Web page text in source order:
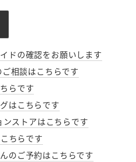
ドの確認をお願いします
相談はこちらです
らです
はこちらです
ストアはこちらです
ちらです
のご予約はこちらです